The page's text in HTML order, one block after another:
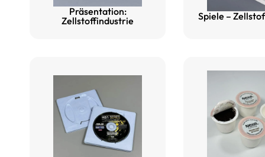
Präsentation:
Zellstoffindustrie
Spiele –